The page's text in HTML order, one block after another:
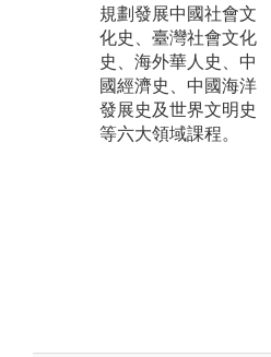
規劃發展中國社會文
化史、臺灣社會文化
史、海外華人史、中
國經濟史、中國海洋
發展史及世界文明史
等六大領域課程。